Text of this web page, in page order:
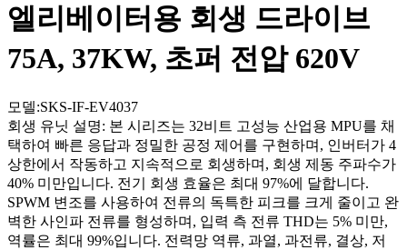
엘리베이터용 회생 드라이브
75A, 37KW, 초퍼 전압 620V
모델:SKS-IF-EV4037
회생 유닛 설명: 본 시리즈는 32비트 고성능 산업용 MPU를 채
택하여 빠른 응답과 정밀한 공정 제어를 구현하며, 인버터가 4
상한에서 작동하고 지속적으로 회생하며, 회생 제동 주파수가
40% 미만입니다. 전기 회생 효율은 최대 97%에 달합니다.
SPWM 변조를 사용하여 전류의 독특한 피크를 크게 줄이고 완
벽한 사인파 전류를 형성하며, 입력 측 전류 THD는 5% 미만,
역률은 최대 99%입니다. 전력망 역류, 과열, 과전류, 결상, 저